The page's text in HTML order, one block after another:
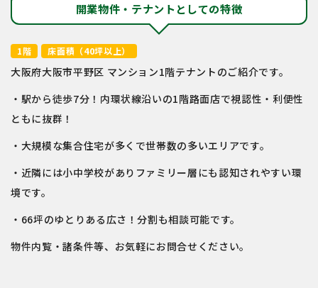
開業物件・テナントとしての特徴
1階 床面積（40坪以上）
大阪府大阪市平野区 マンション1階テナントのご紹介です。
・駅から徒歩7分！内環状線沿いの1階路面店で視認性・利便性
ともに抜群！
・大規模な集合住宅が多くで世帯数の多いエリアです。
・近隣には小中学校がありファミリー層にも認知されやすい環
境です。
・66坪のゆとりある広さ！分割も相談可能です。
物件内覧・諸条件等、お気軽にお問合せください。